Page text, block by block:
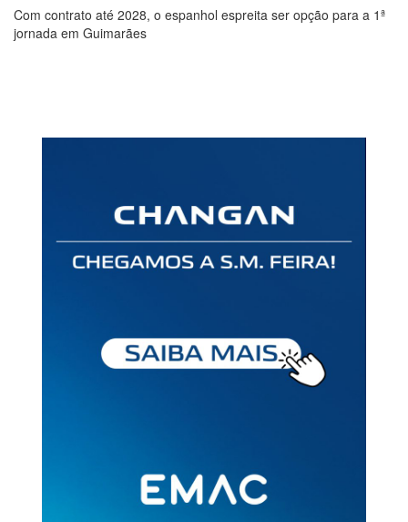
Com contrato até 2028, o espanhol espreita ser opção para a 1ª
jornada em Guimarães